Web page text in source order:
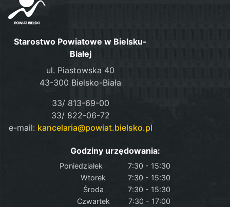
Starostwo Powiatowe w Bielsku-
Białej
ul. Piastowska 40
43-300 Bielsko-Biała
33/ 813-69-00
33/ 822-06-72
e-mail: kancelaria@powiat.bielsko.pl
Godziny urzędowania:
Poniedziałek
7:30 - 15:30
Wtorek
7:30 - 15:30
Środa
7:30 - 15:30
Czwartek
7:30 - 17:00